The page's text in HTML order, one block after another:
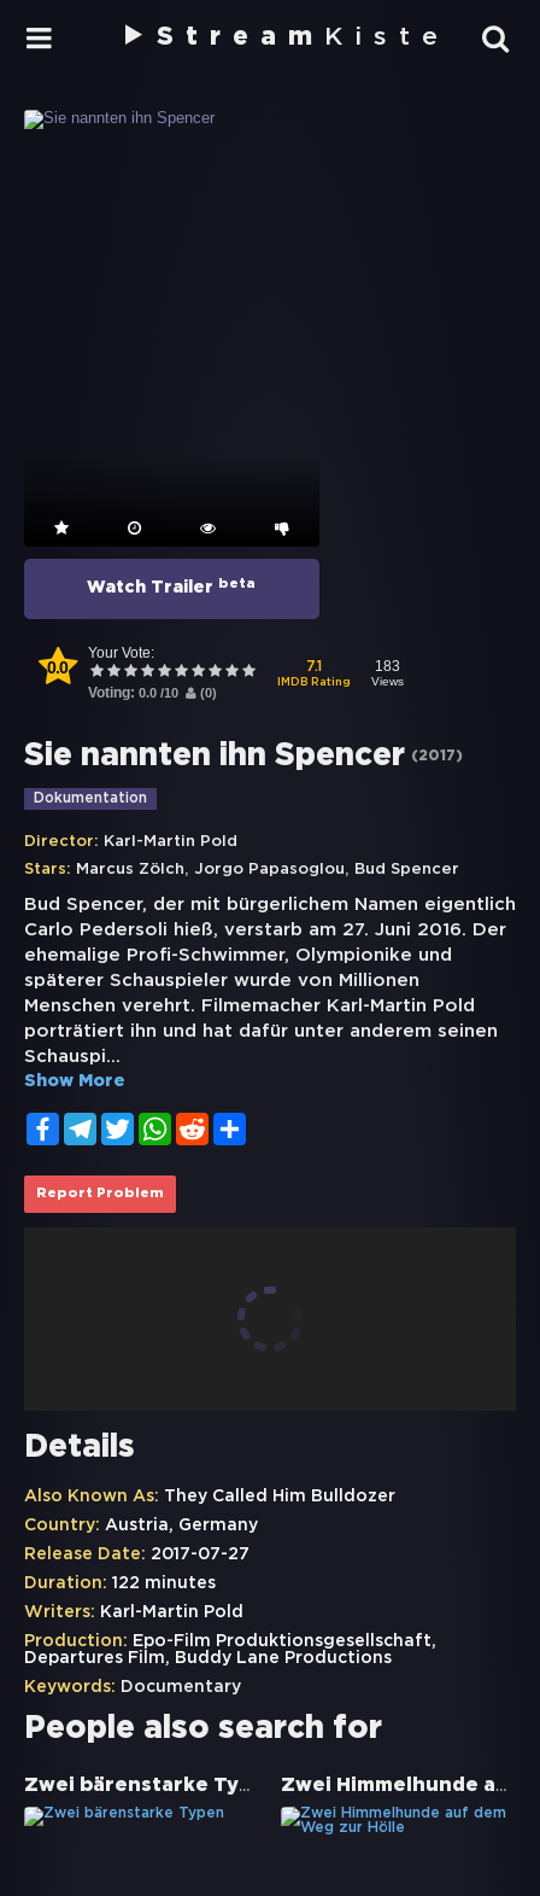
Stream Kiste
Watch Trailer beta
0.0
Your Vote:
Voting: 0.0 /10 (0)
7.1
IMDB Rating
183
Views
Sie nannten ihn Spencer (2017)
Dokumentation
Director: Karl-Martin Pold
Stars: Marcus Zölch, Jorgo Papasoglou, Bud Spencer
Bud Spencer, der mit bürgerlichem Namen eigentlich
Carlo Pedersoli hieß, verstarb am 27. Juni 2016. Der
ehemalige Profi-Schwimmer, Olympionike und
späterer Schauspieler wurde von Millionen
Menschen verehrt. Filmemacher Karl-Martin Pold
porträtiert ihn und hat dafür unter anderem seinen
Schauspi...
Show More
FacebookTelegramTwitterWhatsApp
Reddit
Report Problem
Details
Also Known As: They Called Him Bulldozer
Country: Austria, Germany
Release Date: 2017-07-27
Duration: 122 minutes
Writers: Karl-Martin Pold
Production: Epo-Film Produktionsgesellschaft,
Departures Film, Buddy Lane Productions
Keywords: Documentary
People also search for
Zwei bärenstarke Typen Zwei Himmelhunde auf dem Weg zur Hölle